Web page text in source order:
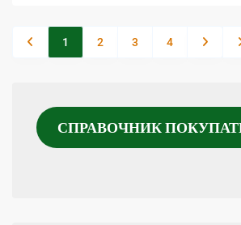
1 2 3 4
СПРАВОЧНИК